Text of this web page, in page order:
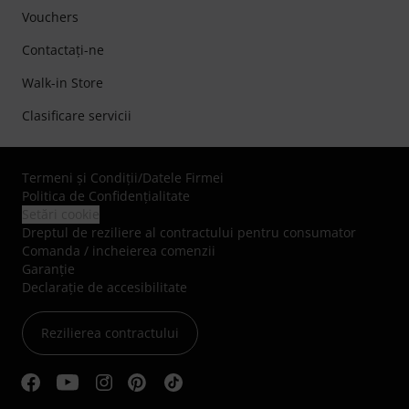
Vouchers
Contactaţi-ne
Walk-in Store
Clasificare servicii
Termeni şi Condiţii/Datele Firmei
Politica de Confidenţialitate
Dreptul de reziliere al contractului pentru consumator
Comanda / incheierea comenzii
Garanție
Declarație de accesibilitate
Rezilierea contractului